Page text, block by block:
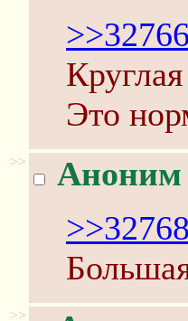
>>32766
Это
>> Аноним
>>32768
>>